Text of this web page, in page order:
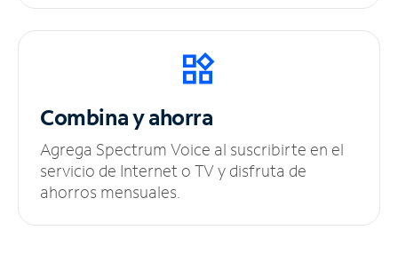
Combina y ahorra
Agrega Spectrum Voice al suscribirte en el
servicio de Internet o TV y disfruta de
ahorros mensuales.